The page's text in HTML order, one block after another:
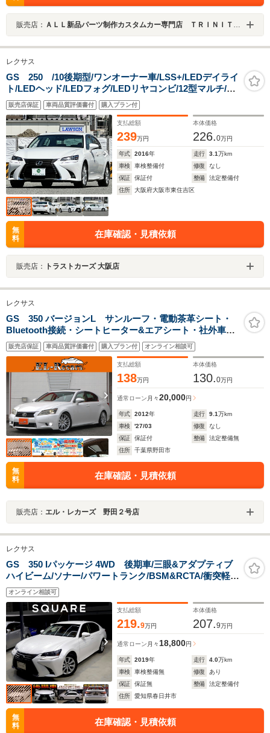
販売店： ＡＬＬ新品パーツ制作カスタムカー専門店 ＴＲＩＮＩＴＹ埼玉店 ハリアー／エクストレイル／マークＸ／クラウン／カムリ専門店
レクサス
GS 250 /10後期型/ワンオーナー車/LSS+/LEDデイライ
ト/LEDヘッド/LEDフォグ/LEDリヤコンビ/12型マルチ/ナ
ビ/BD/フルセグ/BT/バックモニター/前後ドラレ
コ/ETC2.0/ステア&シートヒーター/ナノイー/禁煙車/車検
受渡
販売店保証 車両品質評価書付 購入プラン付
支払総額
239万円
本体価格
226.0万円
年式 2016年 走行 3.1万km
車検
車検整備付 修復
なし
保証
保証付 整備
法定整備付
住所
大阪府大阪市東住吉区
無
料
在庫確認・見積依頼
販売店： トラストカーズ 大阪店
レクサス
GS 350 バージョンL サンルーフ・電動茶革シート・
Bluetooth接続・シートヒーター&エアシート・社外車高
調・バックカメラ・スマートキー・フルセグ・追従クル
コン・ドラレコ・ハンドルヒーター・LEDライト・コー
ナーセンサー
販売店保証 車両品質評価書付 購入プラン付 オンライン相談可
支払総額
138万円
本体価格
130.0万円
通常ローン 月々20,000円
年式 2012年 走行 9.1万km
車検
'27/03 修復
なし
保証
保証付 整備
法定整備無
住所
千葉県野田市
無
料
在庫確認・見積依頼
販売店： エル・レカーズ 野田２号店
レクサス
GS 350 Iパッケージ 4WD 後期車/三眼&アダプティブ
ハイビーム/ソナー/パワートランク/BSM&RCTA/衝突軽減
&追従機能/レーンキープ/シートヒーター&クーラー/ハン
ドルヒーター/ETC
オンライン相談可
支払総額
219.9万円
本体価格
207.9万円
通常ローン 月々18,800円
年式 2019年 走行 4.0万km
車検
車検整備無 修復
あり
保証
保証無 整備
法定整備付
住所
愛知県春日井市
無
料
在庫確認・見積依頼